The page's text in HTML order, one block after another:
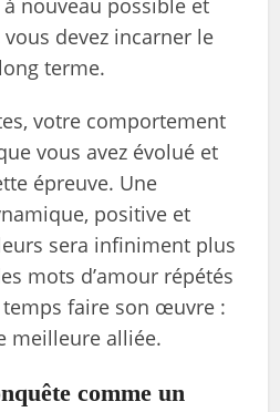
nouveau possible et
devez incarner le
terme.
votre comportement
vous avez évolué et
épreuve. Une
positive et
sera infiniment plus
mots d’amour répétés
temps faire son œuvre :
meilleure alliée.
comme un